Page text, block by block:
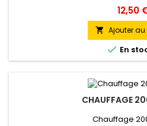
Prix
12,50
 Ajouter
 En
CHAUFFAGE
Chauffage